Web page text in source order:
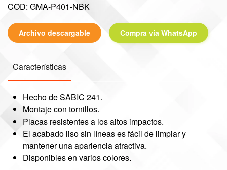
COD: GMA-P401-NBK
Archivo descargable Compra vía WhatsApp
Características
Hecho de SABIC 241.
Montaje con tornillos.
Placas resistentes a los altos impactos.
El acabado liso sin líneas es fácil de limpiar y
mantener una apariencia atractiva.
Disponibles en varios colores.